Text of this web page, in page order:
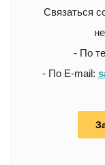
Связаться
- По
- По E-mail: